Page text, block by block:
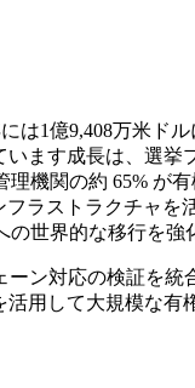
は1億9,408万米ド
ます成長は、選
機関の約 65% が
ラストラクチャを
世界的な移行を強
ン対応の検証を
用して大規模な